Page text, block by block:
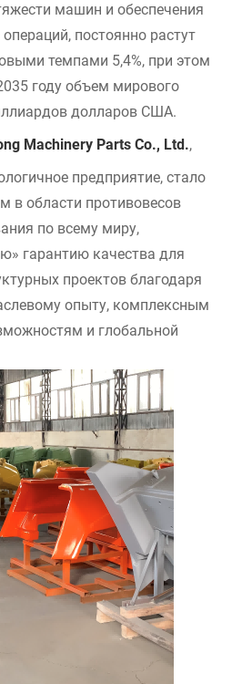
машин и обеспечения
постоянно растут
темпами 5,4%, при этом
году объем мирового
долларов США.
Machinery Parts Co., Ltd.,
предприятие, стало
в области противовесов
по всему миру,
гарантию качества для
проектов благодаря
опыту, комплексным
и глобальной